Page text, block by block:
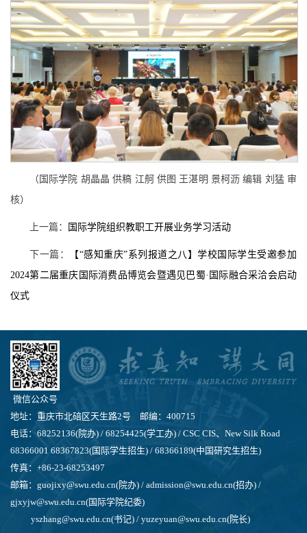
（国际学院 胡晶晶 供稿 江舸 供图 王湛明 景柯沥 编辑 刘猛 审
核）
上一篇： 国际学院组织教职工开展业务学习活动
下一篇：
【“感知重庆”系列报道之八】学校国际学生受邀参加
2024第二届重庆国际消费品博览会暨遇见巴蜀·国际融合采洽会启动
仪式
微信公众号
地址：重庆市北碚区天生路2号 邮编：400715
电话：68252136(院办) / 68254425(学工办) / CSC CIS、New Silk Road
68366001 68367823(国际学生招生) / 68366189(中国研究生招生)
传真：+86-23-68253497
邮箱：guojixy@swu.edu.cn(院办) / admission@swu.edu.cn(招办) /
gjxyjw@swu.edu.cn(国际学院纪委)
yszhang@swu.edu.cn(书记) / yuzeyuan@swu.edu.cn(院长)